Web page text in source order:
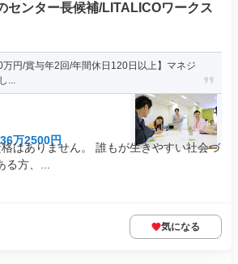
センター長候補/LITALICOワークス
万円/賞与年2回/年間休日120日以上】マネジ
...
万2500円
はありません。 誰もが生きやすい社会づ
る方、...
気になる